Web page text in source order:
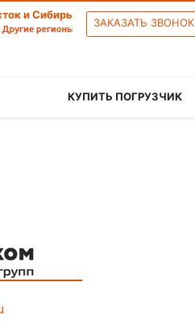
ЗАКАЗАТЬ ЗВОНОК
и Сибирь
КУПИТЬ ПОГРУЗЧИК